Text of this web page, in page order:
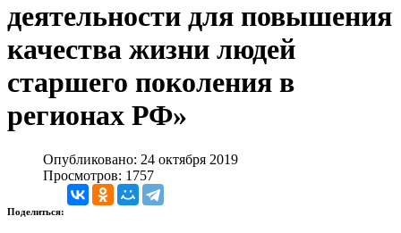
деятельности для повышения
качества жизни людей
старшего поколения в
регионах РФ»
Опубликовано: 24 октября 2019
Просмотров: 1757
Поделиться: